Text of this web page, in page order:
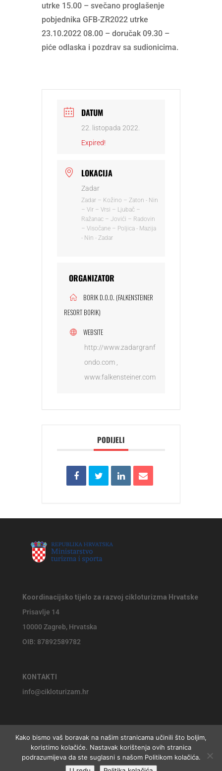
utrke 15.00 – svečano proglašenje
pobjednika GFB-ZR2022 utrke
23.10.2022 08.00 – doručak 09.30 –
piće odlaska i pozdrav sa sudionicima.
DATUM
22. listopada 2022.
Expired!
LOKACIJA
Zadar
Zadar – Kožino – Zaton - Nin
– Vir – Vrsi – Ljubač –
Ražanac – Jovići – Radovin
– Visočane – Poljica - Mazija
- Nin - Zadar
ORGANIZATOR
BORIK D.O.O. (FALKENSTEINER
RESORT BORIK)
WEBSITE
http://www.zadargranf
ondo.com ,
www.falkensteiner.com
PODIJELI
Koordinacijsko tijelo za razvoj cikloturizma Hrvatske
Prisavlje 14
10000 Zagreb, Hrvatska
OIB: 87892589782
KONTAKTI
info@cikloturizam.hr
© 2026 Koordinacijsko tijelo za razvoj cikloturizma Hrvatske,
Kako bismo vaš boravak na našim stranicama učinili što boljim,
koristimo kolačiće. Nastavak korištenja ovih stranica
podrazumijeva da ste suglasni s našom Politikom kolačića.